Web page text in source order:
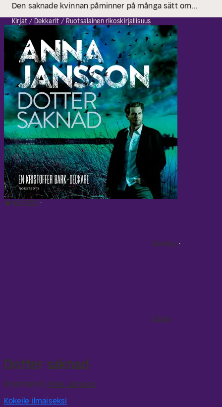
Den saknade kvinnan påminner på många sätt om
hans dotter. Snart inser han att det finns fler samband
än han först anat. Dotter saknad är den första delen i
deckarserien Bergslagens blå. Det är en berättelse om
en förälders värsta mardröm. Det är också en
berättelse om vad som kan ske med ett försummat
barn när verkligheten blivit outhärdlig, och om
vanföreställningar som får livsfarliga konsekvenser.
Kirjat Dekkarit Ruotsalainen rikoskirjallisuus
4.0 7 387
Äänikirja
E-kirja
Dotter saknad
Kirjoittanut Anna Jansson
Kokeile ilmaiseksi